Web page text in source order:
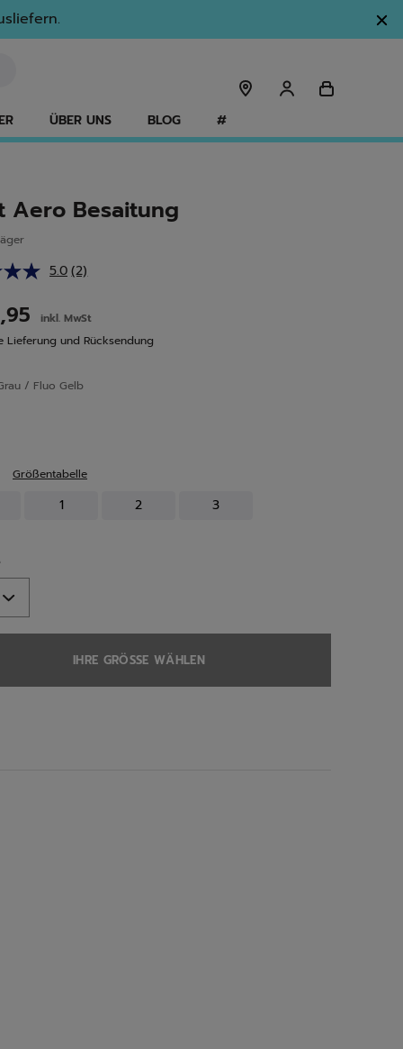
ÜBER UNS BLOG #
Aero Besaitung
5.0 2
Link
auf
derselben
(2)
inkl. MwSt
Lieferung und Rücksendung
/ Fluo Gelb
Größentabelle
1 2 3
IHRE GRÖSSE WÄHLEN